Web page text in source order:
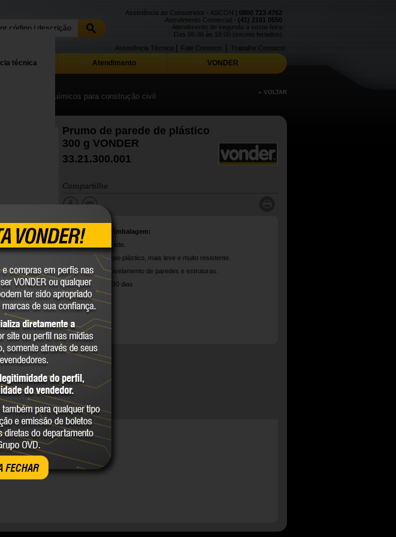
FECHAR
Assistência ao Consumidor - ASCON | 0800 723 4762
Atendimento Comercial - (41) 2101 0550
Atendimento de segunda a sexta-feira
Das 08:00 às 18:00 (exceto feriados)
Trabalhe Conosco
Fale Conosco
Assistência Técnica
técnica Atendimento VONDER
produtos químicos para construção civil
« VOLTAR
Prumo de parede de plástico
300 g VONDER
33.21.300.001
Compartilhe
Conteúdo da Embalagem:
1 Prumo de parede.
Prumo com corpo plástico, mais leve e muito resistente.
Indicado para nivelamento de paredes e estruturas.
Garantia legal: 90 dias